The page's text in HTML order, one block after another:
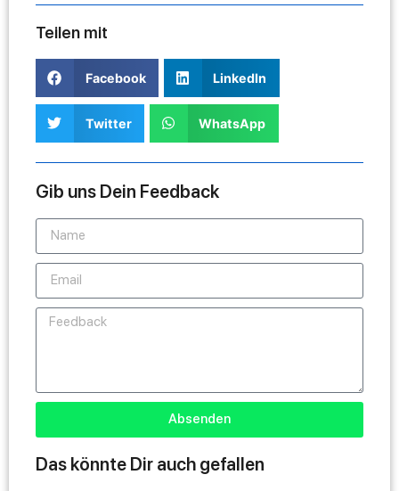
Teilen mit
Facebook LinkedIn
Twitter WhatsApp
Gib uns Dein Feedback
Absenden
Das könnte Dir auch gefallen